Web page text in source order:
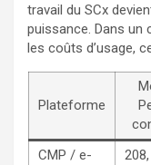
travail du SCx
puissance. Dans un
les coûts d’usage,
Plateforme
CMP / e-